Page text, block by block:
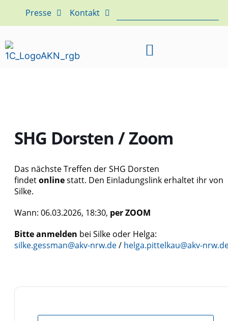
Presse Kontakt
SHG Dorsten / Zoom
Das nächste Treffen der SHG Dorsten
findetonlinestatt. Den Einladungslink erhaltet ihr von
Silke.
Wann: 06.03.2026, 18:30, per ZOOM
Bitte anmelden bei Silke oder Helga:
silke.gessman@akv-nrw.de/ helga.pittelkau@akv-